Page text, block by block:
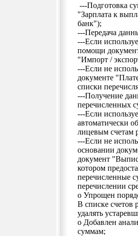
---Подготовка
"Зарплата к
банк");
---Передача
---Если
помощи
"Импорт /
---Если не
документе
списки
---Получение
перечисленных
---Если
автоматически
лицевым счетам
---Если не
основании
документ
котором
перечисленные
перечислении
o Упрощен
В списке счетов
удалять
o Добавлен
суммам;